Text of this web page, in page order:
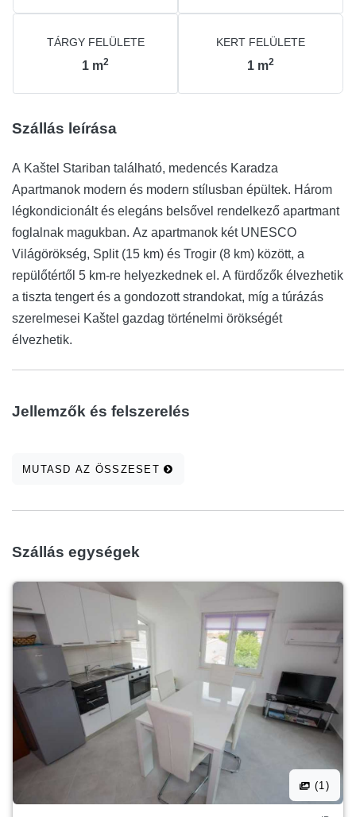
TÁRGY FELÜLETE
1 m2
KERT FELÜLETE
1 m2
Szállás leírása
A Kaštel Stariban található, medencés Karadza
Apartmanok modern és modern stílusban épültek. Három
légkondicionált és elegáns belsővel rendelkező apartmant
foglalnak magukban. Az apartmanok két UNESCO
Világörökség, Split (15 km) és Trogir (8 km) között, a
repülőtértől 5 km-re helyezkednek el. A fürdőzők élvezhetik
a tiszta tengert és a gondozott strandokat, míg a túrázás
szerelmesei Kaštel gazdag történelmi örökségét
élvezhetik.
Jellemzők és felszerelés
MUTASD AZ ÖSSZESET
Szállás egységek
(1)